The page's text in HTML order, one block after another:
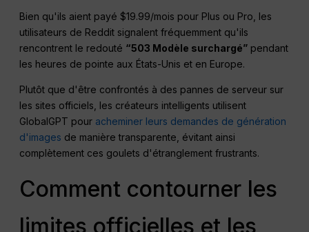
Bien qu'ils aient payé $19.99/mois pour Plus ou Pro, les
utilisateurs de Reddit signalent fréquemment qu'ils
rencontrent le redouté “503 Modèle surchargé” pendant
les heures de pointe aux États-Unis et en Europe.
Plutôt que d'être confrontés à des pannes de serveur sur
les sites officiels, les créateurs intelligents utilisent
GlobalGPT pour acheminer leurs demandes de génération
d'images de manière transparente, évitant ainsi
complètement ces goulets d'étranglement frustrants.
Comment contourner les
limites officielles et les